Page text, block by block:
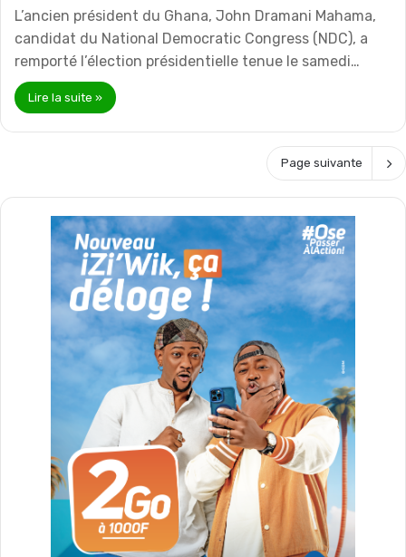
L’ancien président du Ghana, John Dramani Mahama,
candidat du National Democratic Congress (NDC), a
remporté l’élection présidentielle tenue le samedi…
Lire la suite »
Page suivante